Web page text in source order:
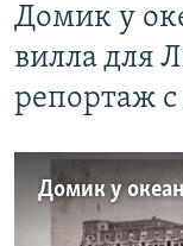
Домик у
вилла для
репортаж